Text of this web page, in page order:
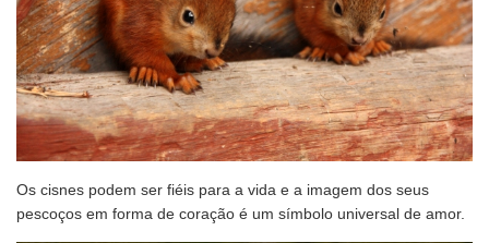
Os cisnes podem ser fiéis para a vida e a imagem dos seus
pescoços em forma de coração é um símbolo universal de amor.